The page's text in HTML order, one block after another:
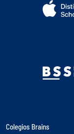
Colegios Brains